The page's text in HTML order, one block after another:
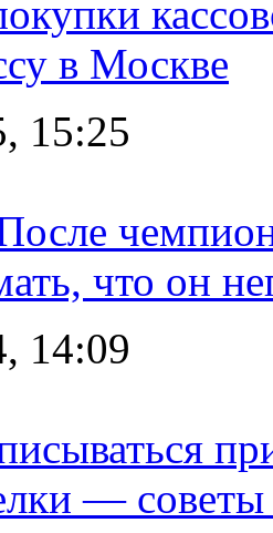
в Москве
15:25
что он
14:09
—